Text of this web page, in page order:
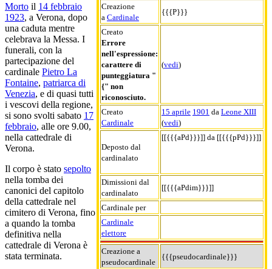
Creazione
a Cardinale
{{{P}}}
Creato
Errore
nell'espressione:
carattere di
punteggiatura "
{" non
riconosciuto.
(vedi)
Creato
Cardinale
15 aprile 1901 da Leone XIII
(vedi)
Deposto dal
cardinalato
[[{{{aPd}}}]] da [[{{{pPd}}}]]
Dimissioni dal
cardinalato
[[{{{aPdim}}}]]
Cardinale per
Cardinale
elettore
Creazione a
pseudocardinale
{{{pseudocardinale}}}
Morto il 14 febbraio
1923, a Verona, dopo
una caduta mentre
celebrava la Messa. I
funerali, con la
partecipazione del
cardinale Pietro La
Fontaine, patriarca di
Venezia, e di quasi tutti
i vescovi della regione,
si sono svolti sabato 17
febbraio, alle ore 9.00,
nella cattedrale di
Verona.
Il corpo è stato sepolto
nella tomba dei
canonici del capitolo
della cattedrale nel
cimitero di Verona, fino
a quando la tomba
definitiva nella
cattedrale di Verona è
stata terminata.